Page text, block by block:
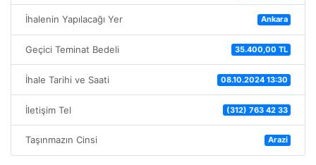
İhalenin Yapılacağı Yer Ankara
Geçici Teminat Bedeli 35.400,00 TL
İhale Tarihi ve Saati 08.10.2024 13:30
İletişim Tel (312) 763 42 33
Taşınmazın Cinsi Arazi